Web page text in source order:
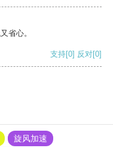
省心。
支持[0] 反对[0]
旋风加速